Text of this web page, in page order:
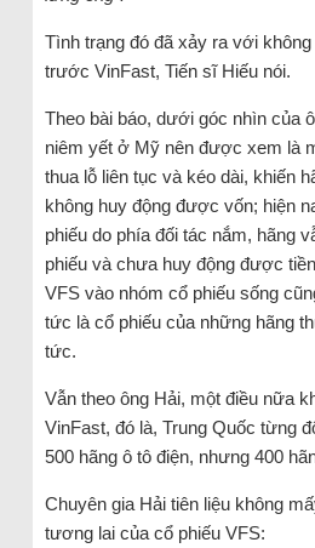
Tình trạng đó đã xảy ra với
trước VinFast, Tiến sĩ Hiếu nói.
Theo bài báo, dưới góc nhìn của
niêm yết ở Mỹ nên được xem là
thua lỗ liên tục và kéo dài, khiến
không huy động được vốn; hiện
phiếu do phía đối tác nắm, hãng
phiếu và chưa huy động được
VFS vào nhóm cổ phiếu sống
tức là cổ phiếu của những hãng
tức.
Vẫn theo ông Hải, một điều nữa
VinFast, đó là, Trung Quốc từng
500 hãng ô tô điện, nhưng 400
Chuyên gia Hải tiên liệu không
tương lai của cổ phiếu VFS: